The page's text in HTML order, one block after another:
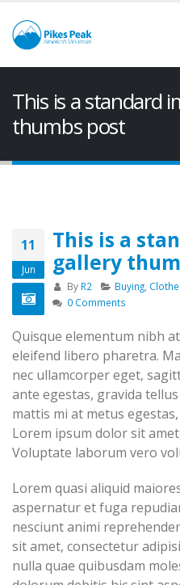
This is a standard
thumbs post
11
Jun
This is a
gallery
By R2 Buying
0 Comments
Quisque elementum nibh
eleifend libero pharetra.
nec ullamcorper eget,
ante egestas, gravida
mattis mi at metus
Lorem ipsum dolor sit
Voluptate laborum vero
Lorem quasi aliquid
aspernatur et fuga
nesciunt animi
sit amet, consectetur
nulla quae quibusdam